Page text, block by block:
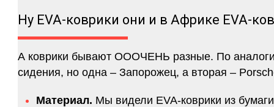
Ну EVA-коврики они и в Африке EVA-
А коврики бывают ОООЧЕНЬ разные. По
сидения, но одна – Запорожец, а вторая –
Материал. Мы видели EVA-коврики из